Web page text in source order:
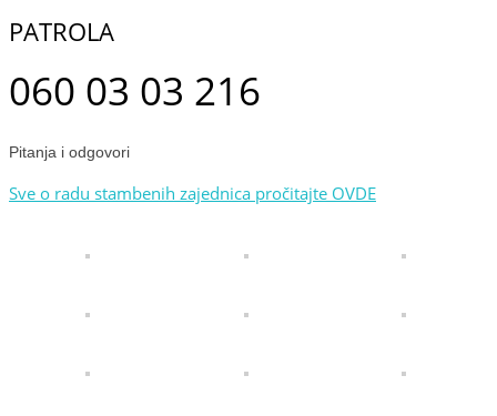
PATROLA
060 03 03 216
Pitanja i odgovori
Sve o radu stambenih zajednica pročitajte OVDE